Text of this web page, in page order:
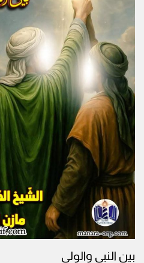
بين النبي والولي